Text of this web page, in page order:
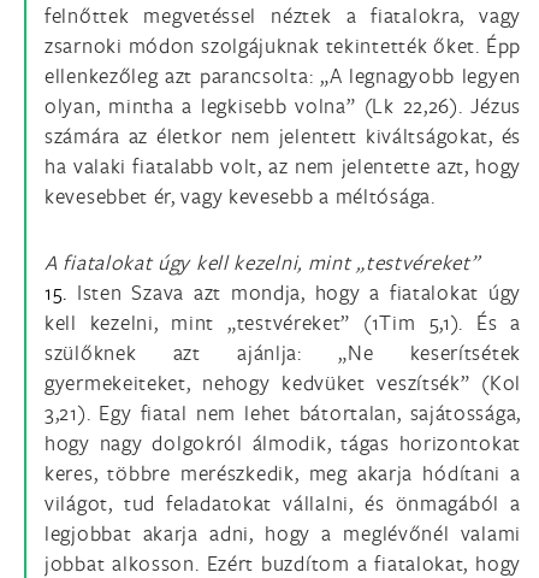
felnőttek megvetéssel néztek a fiatalokra, vagy
zsarnoki módon szolgájuknak tekintették őket. Épp
ellenkezőleg azt parancsolta: „A legnagyobb legyen
olyan, mintha a legkisebb volna” (Lk 22,26). Jézus
számára az életkor nem jelentett kiváltságokat, és
ha valaki fiatalabb volt, az nem jelentette azt, hogy
kevesebbet ér, vagy kevesebb a méltósága.
A fiatalokat úgy kell kezelni, mint „testvéreket”
15. Isten Szava azt mondja, hogy a fiatalokat úgy
kell kezelni, mint „testvéreket” (1Tim 5,1). És a
szülőknek azt ajánlja: „Ne keserítsétek
gyermekeiteket, nehogy kedvüket veszítsék” (Kol
3,21). Egy fiatal nem lehet bátortalan, sajátossága,
hogy nagy dolgokról álmodik, tágas horizontokat
keres, többre merészkedik, meg akarja hódítani a
világot, tud feladatokat vállalni, és önmagából a
legjobbat akarja adni, hogy a meglévőnél valami
jobbat alkosson. Ezért buzdítom a fiatalokat, hogy